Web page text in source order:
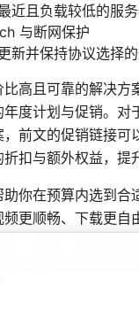
近且负载较低的服
与断网保护
新并保持协议选择
高且可靠的解决方
度计划与促销。对
前文的促销链接可
扣与额外权益，提
你在预算内选到合
更顺畅、下载更自
、游戏、还是需要
给你定制更精准的